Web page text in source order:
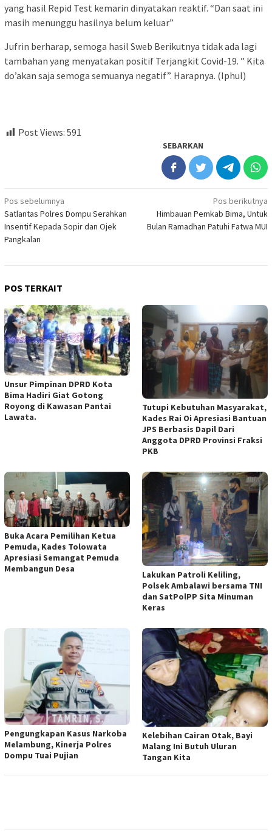
yang hasil Repid Test kemarin dinyatakan reaktif. “Dan saat ini
masih menunggu hasilnya belum keluar”
Jufrin berharap, semoga hasil Sweb Berikutnya tidak ada lagi
tambahan yang menyatakan positif Terjangkit Covid-19. ” Kita
do’akan saja semoga semuanya negatif”. Harapnya. (Iphul)
Post Views: 591
SEBARKAN
Navigasi
pos
Pos sebelumnya
Satlantas Polres Dompu Serahkan
Insentif Kepada Sopir dan Ojek
Pangkalan
Pos berikutnya
Himbauan Pemkab Bima, Untuk
Bulan Ramadhan Patuhi Fatwa MUI
POS TERKAIT
Unsur Pimpinan DPRD Kota
Bima Hadiri Giat Gotong
Royong di Kawasan Pantai
Lawata.
Tutupi Kebutuhan Masyarakat,
Kades Rai Oi Apresiasi Bantuan
JPS Berbasis Dapil Dari
Anggota DPRD Provinsi Fraksi
PKB
Buka Acara Pemilihan Ketua
Pemuda, Kades Tolowata
Apresiasi Semangat Pemuda
Membangun Desa
Lakukan Patroli Keliling,
Polsek Ambalawi bersama TNI
dan SatPolPP Sita Minuman
Keras
Pengungkapan Kasus Narkoba
Melambung, Kinerja Polres
Dompu Tuai Pujian
Kelebihan Cairan Otak, Bayi
Malang Ini Butuh Uluran
Tangan Kita